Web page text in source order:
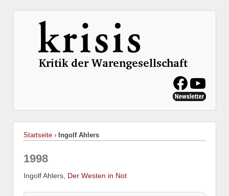
Startseite › Ingolf Ahlers
1998
Ingolf Ahlers, Der Westen in Not